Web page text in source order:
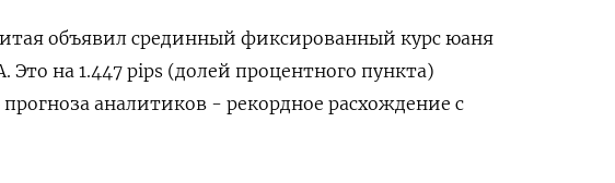
объявил срединный фиксированный курс юаня
Это на 1.447 pips (долей процентного пункта)
аналитиков - рекордное расхождение с